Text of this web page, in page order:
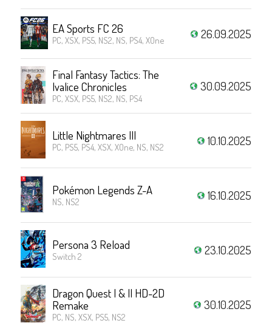
EA Sports FC 26
PC, XSX, PS5, NS2, NS, PS4, XOne 26.09.2025
Final Fantasy Tactics: The
Ivalice Chronicles
PC, XSX, PS5, NS2, NS, PS4
30.09.2025
Little Nightmares III
PC, PS5, PS4, XSX, XOne, NS, NS2 10.10.2025
Pokémon Legends Z-A
NS, NS2 16.10.2025
Persona 3 Reload
Switch 2 23.10.2025
Dragon Quest I & II HD-2D
Remake
PC, NS, XSX, PS5, NS2
30.10.2025